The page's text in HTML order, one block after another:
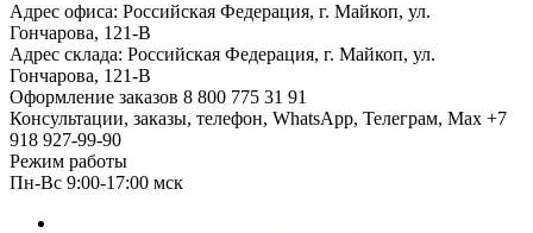
Адрес офиса: Российская Федерация, г. Майкоп, ул.
Гончарова, 121-В
Адрес склада: Российская Федерация, г. Майкоп, ул.
Гончарова, 121-В
Оформление заказов 8 800 775 31 91
Консультации, заказы, телефон, WhatsApp, Телеграм, Мах +7
918 927-99-90
Режим работы
Пн-Вс 9:00-17:00 мск